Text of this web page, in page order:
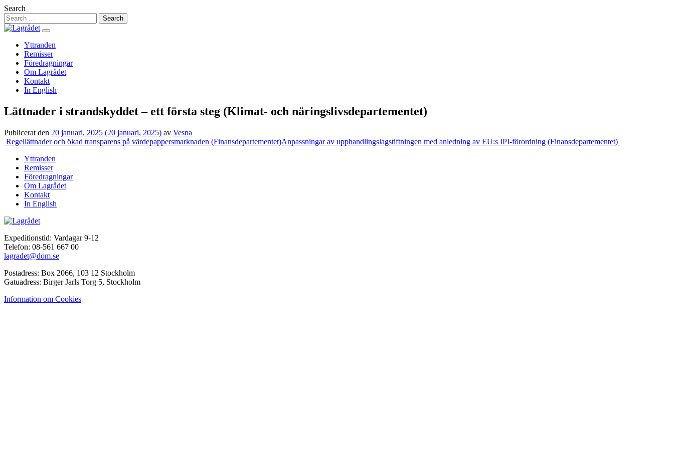
Hoppa
till
innehåll
Search
Yttranden
Remisser
Föredragningar
Om Lagrådet
Kontakt
In English
Lättnader i strandskyddet – ett första steg (Klimat- och näringslivsdepartementet)
Publicerat den 20 januari, 2025 (20 januari, 2025) av Vesna
Inläggsnavigering
Regellättnader och ökad transparens på värdepappersmarknaden (Finansdepartementet)Anpassningar av upphandlingslagstiftningen med anledning av EU:s IPI-förordning (Finansdepartementet)
Yttranden
Remisser
Föredragningar
Om Lagrådet
Kontakt
In English
Expeditionstid: Vardagar 9-12
Telefon: 08-561 667 00
lagradet@dom.se
Postadress: Box 2066, 103 12 Stockholm
Gatuadress: Birger Jarls Torg 5, Stockholm
Information om Cookies